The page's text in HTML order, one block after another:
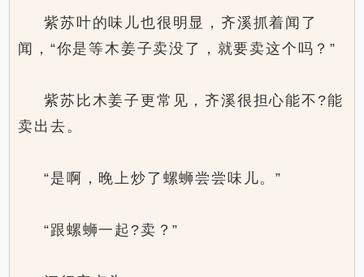
紫苏叶的味儿也很明显，齐溪抓着闻了
闻，“你是等木姜子卖没了，就要卖这个吗？”
紫苏比木姜子更常见，齐溪很担心能不?能
卖出去。
“是啊，晚上炒了螺蛳尝尝味儿。”
“跟螺蛳一起?卖？”